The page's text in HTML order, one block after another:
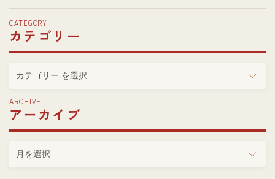
CATEGORY
カテゴリー
テ
ゴ
リ
ー
ARCHIVE
アーカイブ
ア
ー